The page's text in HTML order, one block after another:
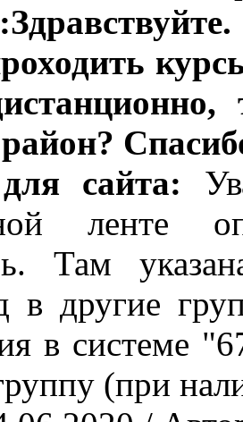
сайта:
ленте
Там
в другие
в системе
(при